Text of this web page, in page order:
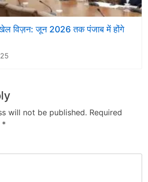
विज़न: जून 2026 तक पंजाब में होंगे
will not be published. Required
*